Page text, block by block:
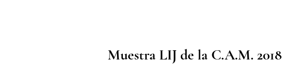
Muestra LIJ de la C.A.M. 2018